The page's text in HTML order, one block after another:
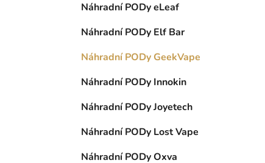
Náhradní PODy eLeaf
Náhradní PODy Elf Bar
Náhradní PODy GeekVape
Náhradní PODy Innokin
Náhradní PODy Joyetech
Náhradní PODy Lost Vape
Náhradní PODy Oxva